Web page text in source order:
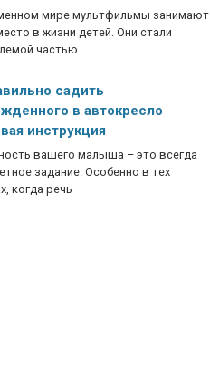
мире мультфильмы занимают
в жизни детей. Они стали
частью
садить
в автокресло
инструкция
вашего малыша – это всегда
задание. Особенно в тех
когда речь